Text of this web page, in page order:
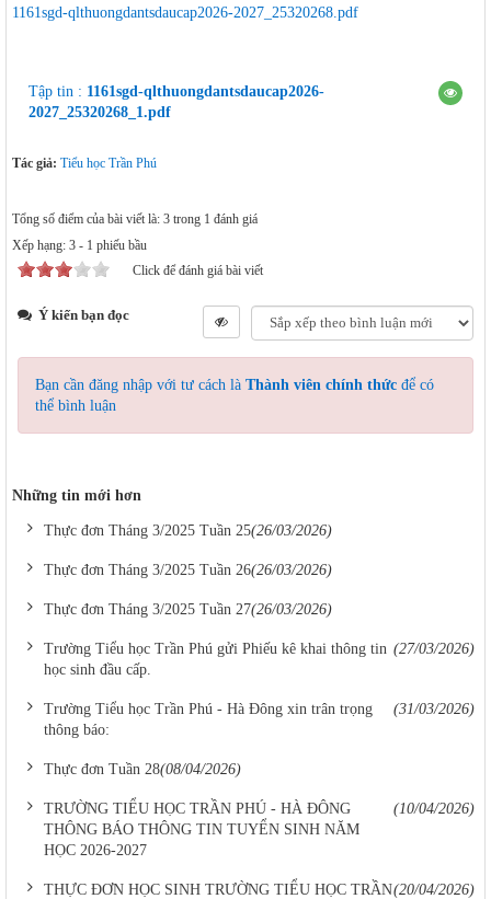
1161sgd-qlthuongdantsdaucap2026-2027_25320268.pdf
Tập tin : 1161sgd-qlthuongdantsdaucap2026-
2027_25320268_1.pdf
Tác giả: Tiểu học Trần Phú
Tổng số điểm của bài viết là: 3 trong 1 đánh giá
Xếp hạng: 3 - 1 phiếu bầu
Click để đánh giá bài viết
Ý kiến bạn đọc
Bạn cần đăng nhập với tư cách là Thành viên chính thức để có
thể bình luận
Những tin mới hơn
Thực đơn Tháng 3/2025 Tuần 25(26/03/2026)
Thực đơn Tháng 3/2025 Tuần 26(26/03/2026)
Thực đơn Tháng 3/2025 Tuần 27(26/03/2026)
Trường Tiểu học Trần Phú gửi Phiếu kê khai thông tin
học sinh đầu cấp.
(27/03/2026)
Trường Tiểu học Trần Phú - Hà Đông xin trân trọng
thông báo:
(31/03/2026)
Thực đơn Tuần 28(08/04/2026)
TRƯỜNG TIỂU HỌC TRẦN PHÚ - HÀ ĐÔNG
THÔNG BÁO THÔNG TIN TUYỂN SINH NĂM
HỌC 2026-2027
(10/04/2026)
THỰC ĐƠN HỌC SINH TRƯỜNG TIỂU HỌC TRẦN(20/04/2026)